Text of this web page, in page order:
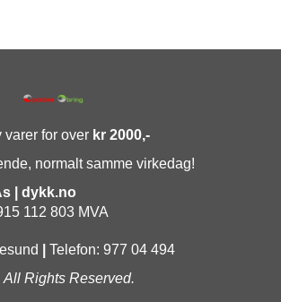
varer for over kr 2000,-
normalt samme virkedag!
| dykk.no
112 803 MVA
Telefon: 977 04 494
Rights Reserved.